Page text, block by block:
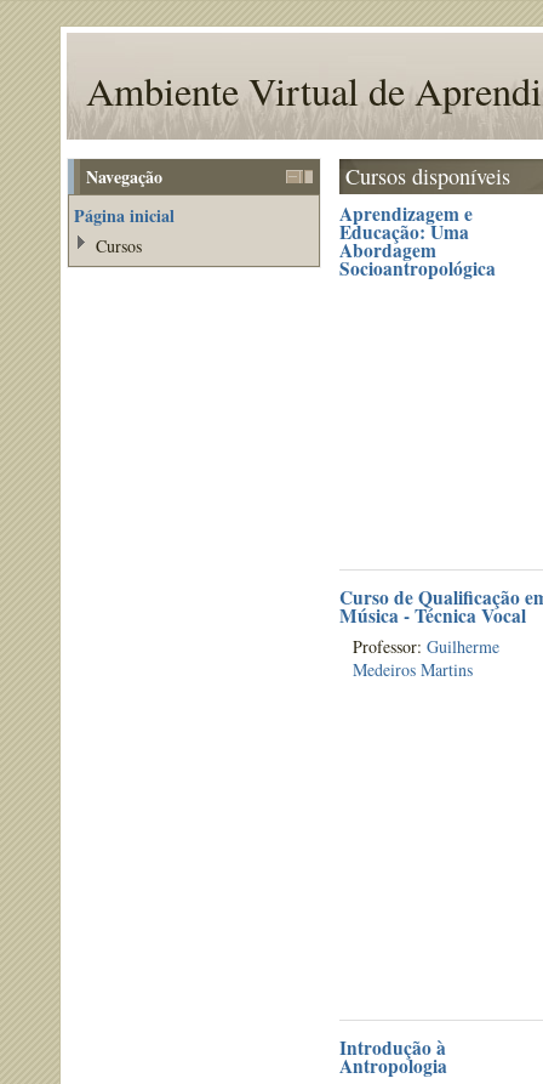
Ambiente Virtual de
Cursos disponíveis
Aprendizagem e
Educação: Uma
Abordagem
Socioantropológica
Curso de Qualificação
Música - Técnica Vocal
Professor: Guilherme
Medeiros Martins
Introdução à
Antropologia
Navegação
Página inicial
Cursos